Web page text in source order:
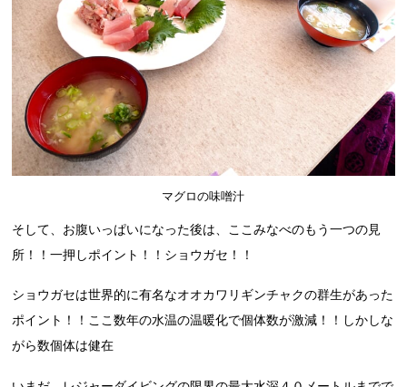
マグロの味噌汁
そして、お腹いっぱいになった後は、ここみなべのもう一つの見
所！！一押しポイント！！ショウガセ！！
ショウガセは世界的に有名なオオカワリギンチャクの群生があった
ポイント！！ここ数年の水温の温暖化で個体数が激減！！しかしな
がら数個体は健在